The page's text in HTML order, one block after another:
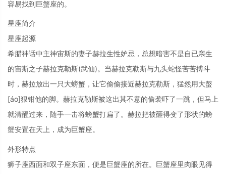
容易找到巨蟹座的。
星座简介
星座起源
希腊神话中主神宙斯的妻子赫拉生性妒忌，总想暗害不是自已亲生
的宙斯之子赫拉克勒斯(武仙)。当赫拉克勒斯与九头蛇怪苦苦搏斗
时，赫拉放出一只大螃蟹，让它偷偷接近赫拉克勒斯，猛然用大螯
[áo]狠钳他的脚。赫拉克勒斯被这出其不意的偷袭吓了一跳，但马上
就清醒过来，随手一击将螃蟹打扁了。赫拉把被砸得变了形状的螃
蟹安置在天上，成为巨蟹座。
外形特点
狮子座西面和双子座东面，便是巨蟹座的所在。巨蟹座里肉眼见得